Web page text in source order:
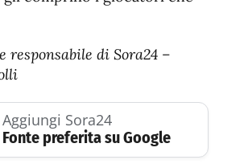
responsabile di Sora24 –
Aggiungi Sora24
Fonte preferita su Google